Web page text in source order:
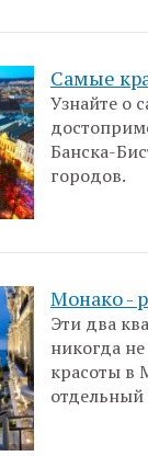
Самые
Узнайте о
Банска-
городов.
Монако -
Эти два
никогда
красоты в
отдельный